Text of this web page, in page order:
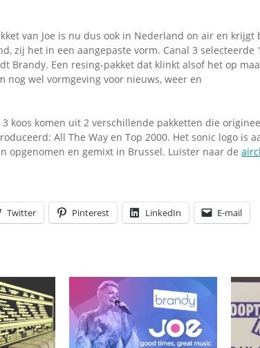
van Joe is nu dus ook in Nederland on air en krijgt
zij het in een aangepaste vorm. Canal 3 selecteerde
Brandy. Een resing-pakket dat klinkt alsof het op
nog wel vormgeving voor nieuws, weer en
koos komen uit 2 verschillende pakketten die
All The Way en Top 2000. Het sonic logo is
opgenomen en gemixt in Brussel. Luister naar de
Twitter Pinterest LinkedIn E-mail